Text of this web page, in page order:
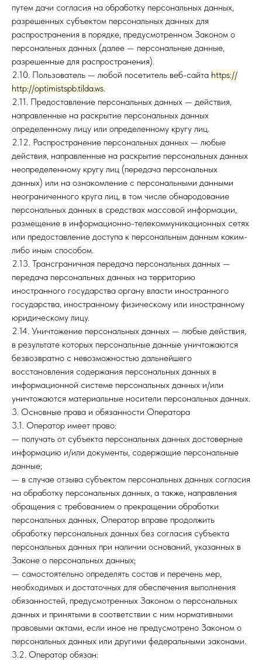
путем дачи согласия на обработку персональных данных,
разрешенных субъектом персональных данных для
распространения в порядке, предусмотренном Законом о
персональных данных (далее — персональные данные,
разрешенные для распространения).
2.10. Пользователь — любой посетитель веб-сайта https://
http://optimistspb.tilda.ws.
2.11. Предоставление персональных данных — действия,
направленные на раскрытие персональных данных
определенному лицу или определенному кругу лиц.
2.12. Распространение персональных данных — любые
действия, направленные на раскрытие персональных данных
неопределенному кругу лиц (передача персональных
данных) или на ознакомление с персональными данными
неограниченного круга лиц, в том числе обнародование
персональных данных в средствах массовой информации,
размещение в информационно-телекоммуникационных сетях
или предоставление доступа к персональным данным каким-
либо иным способом.
2.13. Трансграничная передача персональных данных —
передача персональных данных на территорию
иностранного государства органу власти иностранного
государства, иностранному физическому или иностранному
юридическому лицу.
2.14. Уничтожение персональных данных — любые действия,
в результате которых персональные данные уничтожаются
безвозвратно с невозможностью дальнейшего
восстановления содержания персональных данных в
информационной системе персональных данных и/или
уничтожаются материальные носители персональных данных.
3. Основные права и обязанности Оператора
3.1. Оператор имеет право:
— получать от субъекта персональных данных достоверные
информацию и/или документы, содержащие персональные
данные;
— в случае отзыва субъектом персональных данных согласия
на обработку персональных данных, а также, направления
обращения с требованием о прекращении обработки
персональных данных, Оператор вправе продолжить
обработку персональных данных без согласия субъекта
персональных данных при наличии оснований, указанных в
Законе о персональных данных;
— самостоятельно определять состав и перечень мер,
необходимых и достаточных для обеспечения выполнения
обязанностей, предусмотренных Законом о персональных
данных и принятыми в соответствии с ним нормативными
правовыми актами, если иное не предусмотрено Законом о
персональных данных или другими федеральными законами.
3.2. Оператор обязан: